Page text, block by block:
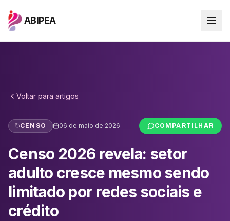
ABIPEA
Voltar para artigos
CENSO 06 de maio de 2026 COMPARTILHAR
Censo 2026 revela: setor
adulto cresce mesmo sendo
limitado por redes sociais e
crédito